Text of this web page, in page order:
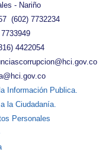
- Nariño
(602) 7732234
4422054
Información Publica.
la Ciudadanía.
Personales